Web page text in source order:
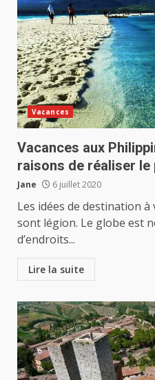
Vacances
Vacances aux
raisons de réaliser le
Jane 6 juillet 2020
Les idées de destination
sont légion. Le globe est
d’endroits...
Lire la suite